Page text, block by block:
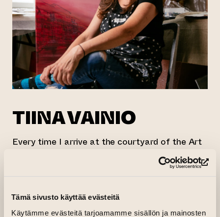
Tämä sivusto käyttää evästeitä
Käytämme evästeitä tarjoamamme sisällön ja mainosten
TIINA VAINIO
Every time I arrive at the courtyard of the Art
House, I am filled with joy that my studio is
here. It is great to be part of this community in
own studio and in the workshop of Turku
Printmakers Association in the Art House